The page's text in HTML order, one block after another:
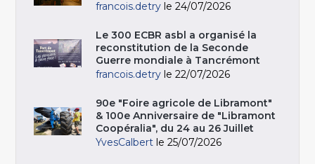
francois.detry le 24/07/2026
Le 300 ECBR asbl a organisé la
reconstitution de la Seconde
Guerre mondiale à Tancrémont
francois.detry le 22/07/2026
90e "Foire agricole de Libramont"
& 100e Anniversaire de "Libramont
Coopéralia", du 24 au 26 Juillet
YvesCalbert le 25/07/2026